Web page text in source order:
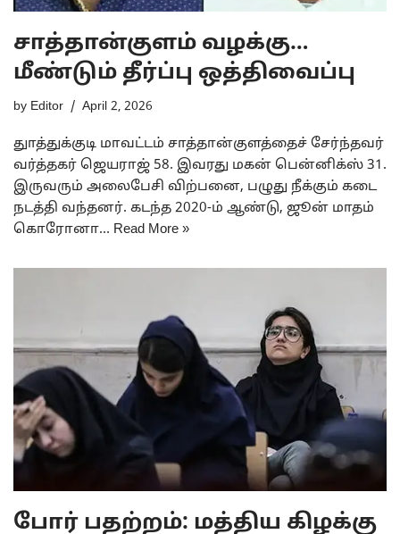
சாத்தான்குளம் வழக்கு…
மீண்டும் தீர்ப்பு ஒத்திவைப்பு
by Editor April 2, 2026
துாத்துக்குடி மாவட்டம் சாத்தான்குளத்தைச் சேர்ந்தவர்
வர்த்தகர் ஜெயராஜ் 58. இவரது மகன் பென்னிக்ஸ் 31.
இருவரும் அலைபேசி விற்பனை, பழுது நீக்கும் கடை
நடத்தி வந்தனர். கடந்த 2020-ம் ஆண்டு, ஜூன் மாதம்
கொரோனா… Read More »
போர் பதற்றம்: மத்திய கிழக்கு